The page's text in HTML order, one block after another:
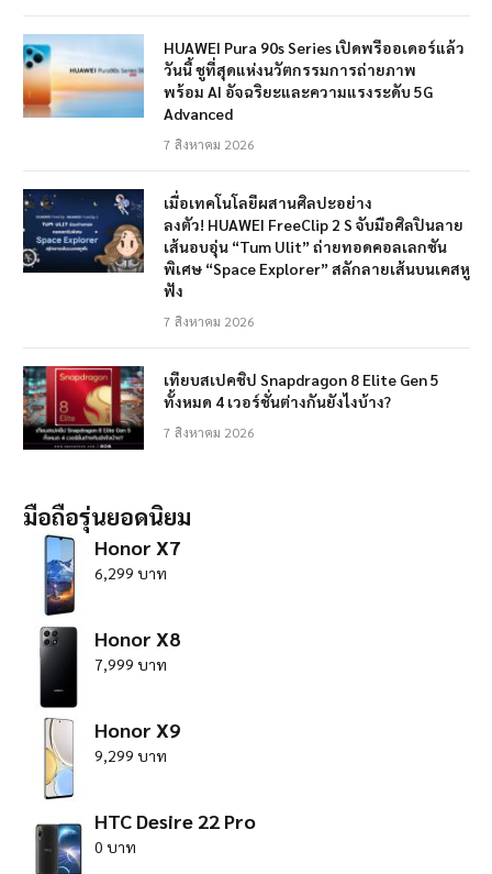
HUAWEI Pura 90s Series เปิดพรีออเดอร์แล้ว
วันนี้ ชูที่สุดแห่งนวัตกรรมการถ่ายภาพ
พร้อม AI อัจฉริยะและความแรงระดับ 5G
Advanced
7 สิงหาคม 2026
เมื่อเทคโนโลยีผสานศิลปะอย่าง
ลงตัว! HUAWEI FreeClip 2 S จับมือศิลปินลาย
เส้นอบอุ่น “Tum Ulit” ถ่ายทอดคอลเลกชัน
พิเศษ “Space Explorer” สลักลายเส้นบนเคสหู
ฟัง
7 สิงหาคม 2026
เทียบสเปคชิป Snapdragon 8 Elite Gen 5
ทั้งหมด 4 เวอร์ชั่นต่างกันยังไงบ้าง?
7 สิงหาคม 2026
มือถือรุ่นยอดนิยม
Honor X7
6,299 บาท
Honor X8
7,999 บาท
Honor X9
9,299 บาท
HTC Desire 22 Pro
0 บาท